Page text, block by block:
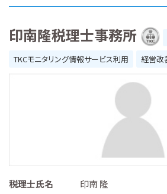
印南隆税理士事務所
TKCモニタリング情報サービス利用
経営改
税理士氏名 印南 隆